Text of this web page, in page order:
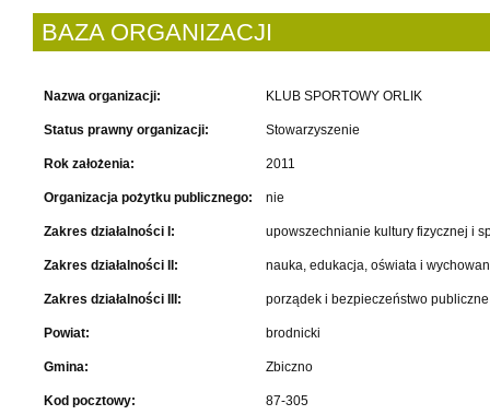
BAZA ORGANIZACJI
Nazwa organizacji: KLUB SPORTOWY ORLIK
Status prawny organizacji: Stowarzyszenie
Rok założenia: 2011
Organizacja pożytku publicznego: nie
Zakres działalności I: upowszechnianie kultury fizycznej i
Zakres działalności II: nauka, edukacja, oświata i
Zakres działalności III: porządek i bezpieczeństwo
Powiat: brodnicki
Gmina: Zbiczno
Kod pocztowy: 87-305